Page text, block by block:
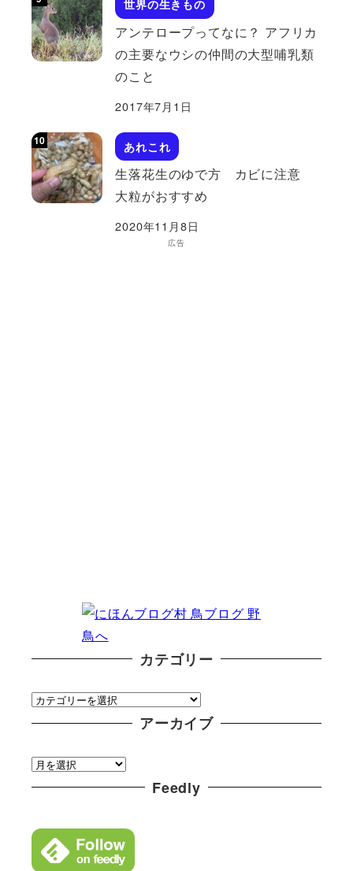
世界の生きもの
アンテロープってなに？ アフリカ
の主要なウシの仲間の大型哺乳類
のこと
2017年7月1日
あれこれ
生落花生のゆで方 カビに注意
大粒がおすすめ
2020年11月8日
広告
カテゴリー
カ
テ
リ
ー
アーカイブ
ア
ー
イ
ブ
Feedly